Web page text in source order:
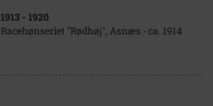
1913 - 1920
Racehønseriet "Rødhøj", Asnæs - ca. 1914